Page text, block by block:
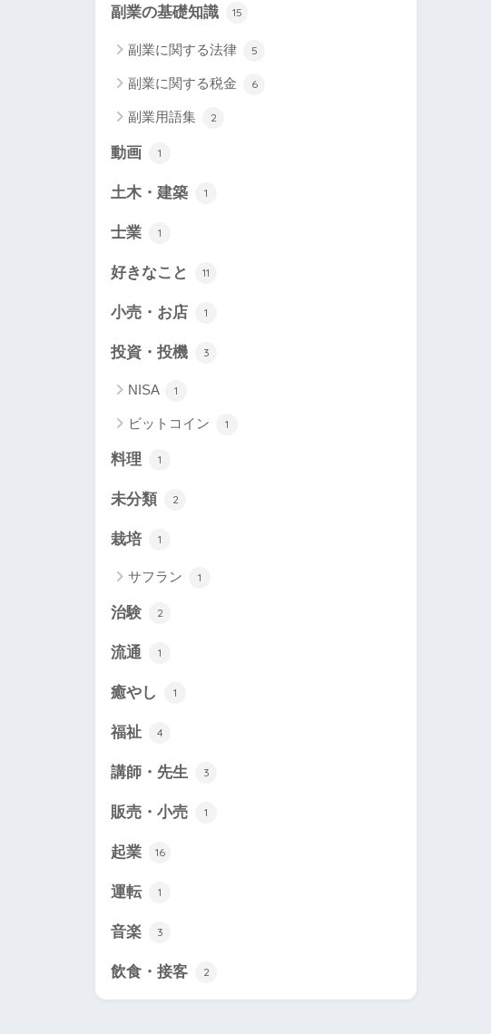
副業の基礎知識 15
副業に関する法律 5
副業に関する税金 6
副業用語集 2
動画 1
土木・建築 1
士業 1
好きなこと 11
小売・お店 1
投資・投機 3
NISA 1
ビットコイン 1
料理 1
未分類 2
栽培 1
サフラン 1
治験 2
流通 1
癒やし 1
福祉 4
講師・先生 3
販売・小売 1
起業 16
運転 1
音楽 3
飲食・接客 2